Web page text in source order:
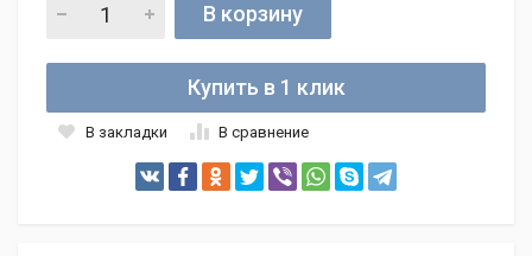
В корзину
Купить в 1 клик
В закладки В сравнение